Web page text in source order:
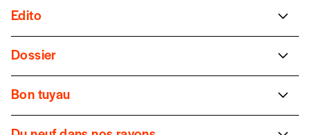
INSCRIPTION
NOS
FORMULES
Abonnement
Edito
Bruxelles: terre d’accueil?
Bruno Benvindo
Pourquoi ce thème brûlant d’actualité peine encore
aujourd’hui à intégrer les salles de classe (le “tabou” colonial
Dossier
Maudit soit celui qui faussele droit de
l’étranger…
Thomas Gergely
Bon tuyau
Home sweet home